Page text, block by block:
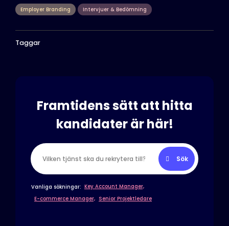
Employer Branding Intervjuer & Bedömning
Taggar
Framtidens sätt att hitta
kandidater är här!
Sök
Vanliga sökningar: Key Account Manager,
E-commerce Manager,
Senior Projektledare